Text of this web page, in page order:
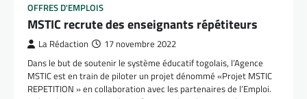
OFFRES D'EMPLOIS
MSTIC recrute des enseignants répétiteurs
La Rédaction 17 novembre 2022
Dans le but de soutenir le système éducatif togolais, l’Agence
MSTIC est en train de piloter un projet dénommé «Projet MSTIC
REPETITION » en collaboration avec les partenaires de l’Emploi.